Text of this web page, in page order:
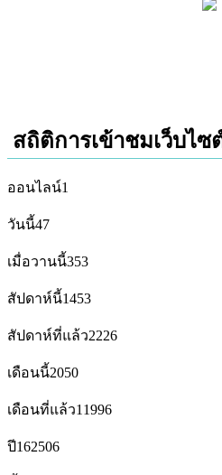
สถิติการเข้าชมเว็บไซ
ออนไลน์1
วันนี้47
เมื่อวานนี้353
สัปดาห์นี้1453
สัปดาห์ที่แล้ว2226
เดือนนี้2050
เดือนที่แล้ว11996
ปี162506